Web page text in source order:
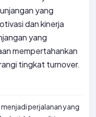
yang
dan kinerja
yang
mempertahankan
tingkat turnover.
perjalanan yang